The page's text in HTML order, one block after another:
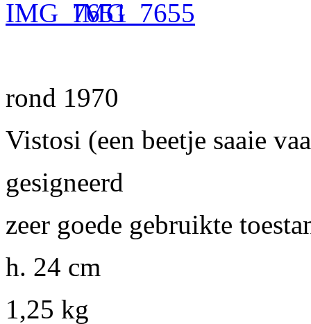
rond 1970
Vistosi (een beetje saaie
gesigneerd
zeer goede gebruikte
h. 24 cm
1,25 kg